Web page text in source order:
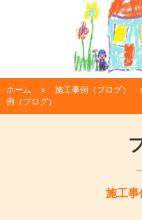
ホーム 施工事例（ブログ）
例（ブログ）
施工事